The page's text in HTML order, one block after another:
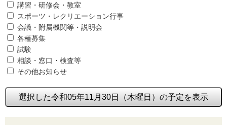
講習・研修会・教室
スポーツ・レクリエーション行事
会議・附属機関等・説明会
各種募集
試験
相談・窓口・検査等
その他お知らせ
選択した令和05年11月30日（木曜日）の予定を表示